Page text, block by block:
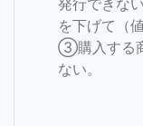
発行できな
を下げて（
③購入する
ない。